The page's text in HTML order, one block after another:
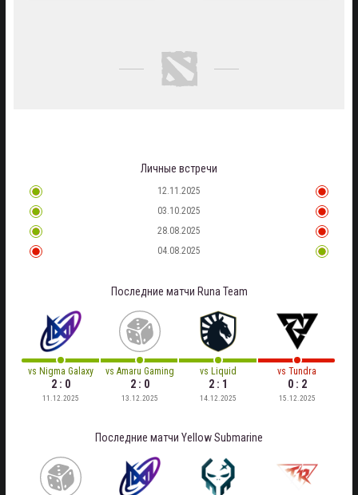
Последние матчи Runa Team
vs Nigma Galaxy
2 : 0
11.12.2025
vs Amaru Gaming
2 : 0
13.12.2025
vs Liquid
2 : 1
14.12.2025
vsTundra
0 : 2
15.12.2025
Личные встречи
12.11.2025
03.10.2025
28.08.2025
04.08.2025
Последние матчи Yellow Submarine